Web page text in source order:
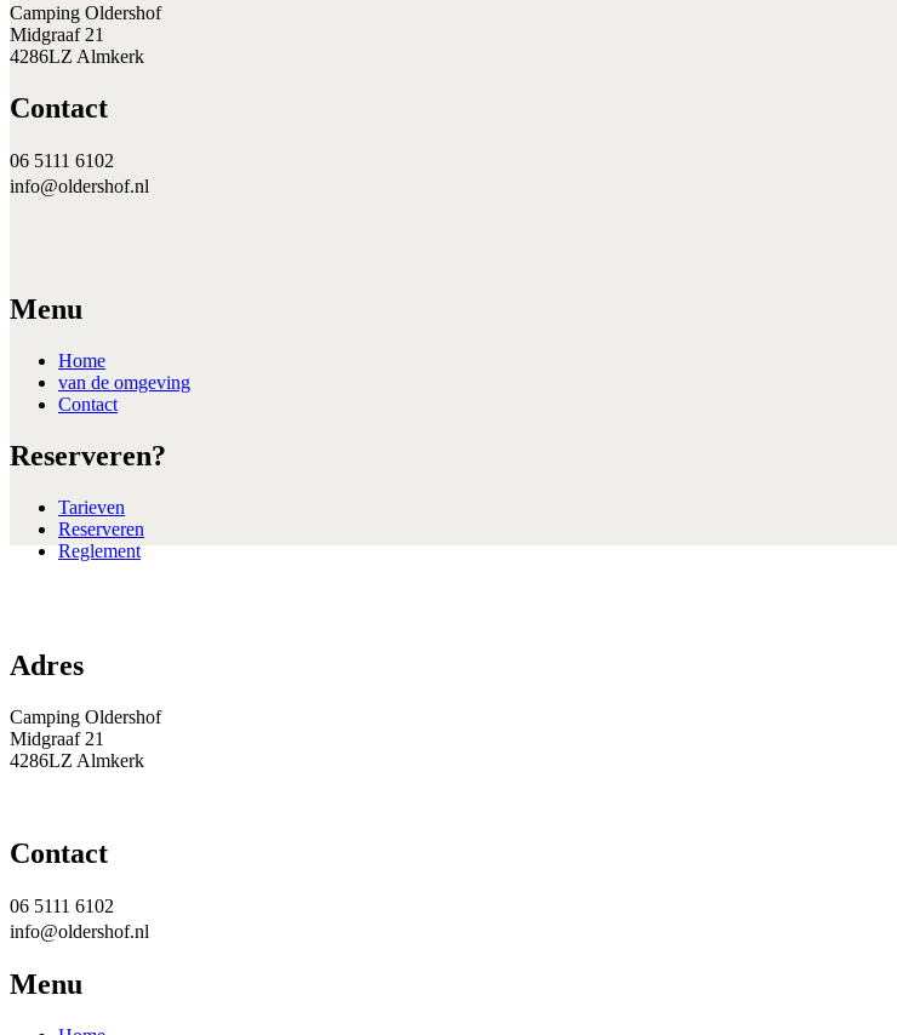
Camping Oldershof
Midgraaf 21
4286LZ Almkerk
Contact
06 5111 6102
info@oldershof.nl
Menu
Home
van de omgeving
Contact
Reserveren?
Tarieven
Reserveren
Reglement
Adres
Camping Oldershof
Midgraaf 21
4286LZ Almkerk
Contact
06 5111 6102
info@oldershof.nl
Menu